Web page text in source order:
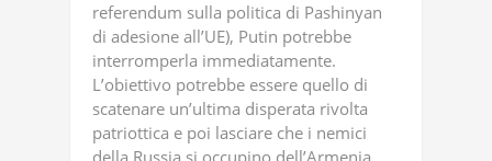
referendum sulla politica di Pashinyan
di adesione all’UE), Putin potrebbe
interromperla immediatamente.
L’obiettivo potrebbe essere quello di
scatenare un’ultima disperata rivolta
patriottica e poi lasciare che i nemici
della Russia si occupino dell’Armenia